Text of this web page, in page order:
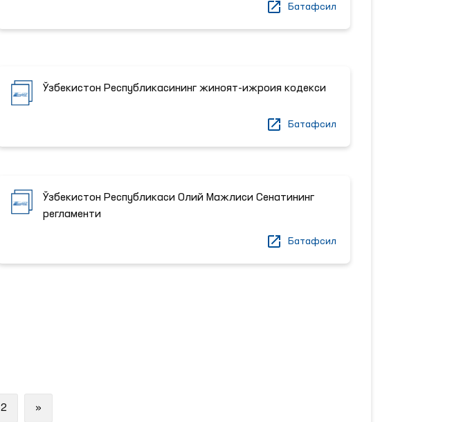
Батафсил
Ўзбекистон Республикасининг жиноят-ижроия кодекси
Батафсил
Ўзбекистон Республикаси Олий Мажлиси Сенатининг
регламенти
Батафсил
2 »